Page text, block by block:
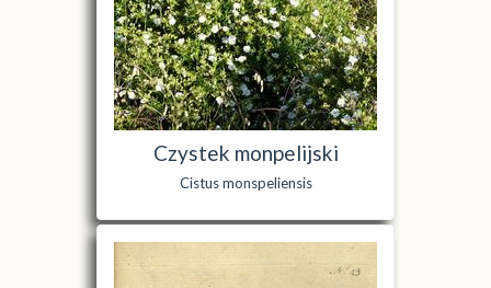
Czystek monpelijski
Cistus monspeliensis